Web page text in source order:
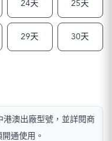
24天 25天
29天 30天
港澳出廠型號，並詳閱商
通使用。